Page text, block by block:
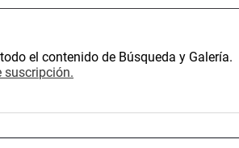
el contenido de Búsqueda y Galería.
suscripción.